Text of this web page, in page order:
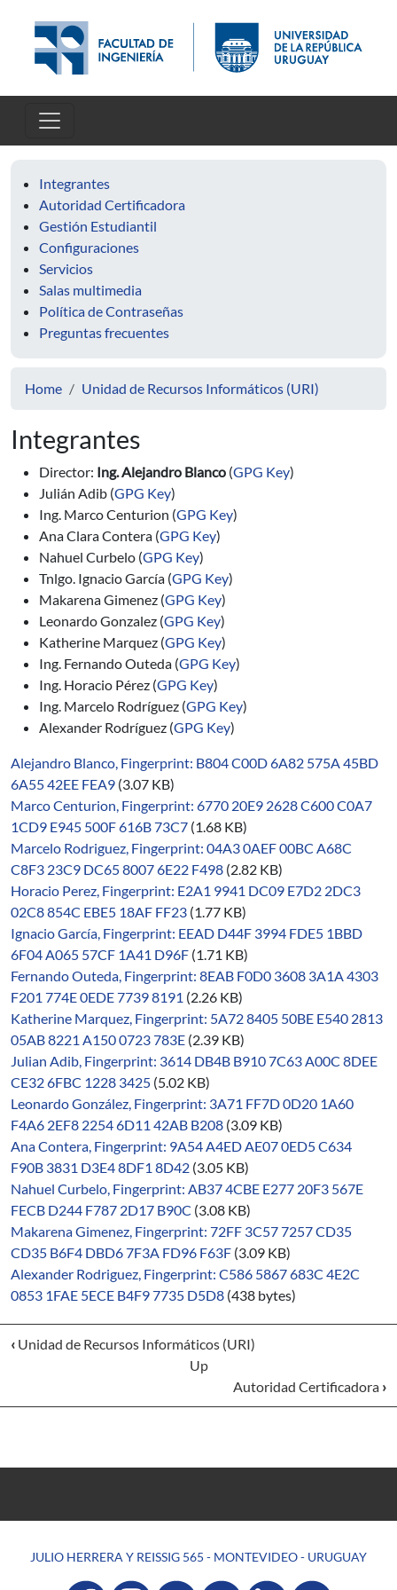
Integrantes
Autoridad Certificadora
Gestión Estudiantil
Configuraciones
Servicios
Salas multimedia
Política de Contraseñas
Preguntas frecuentes
Home Unidad de Recursos Informáticos (URI)
Integrantes
Director: Ing. Alejandro Blanco (GPG Key)
Julián Adib (GPG Key)
Ing. Marco Centurion (GPG Key)
Ana Clara Contera (GPG Key)
Nahuel Curbelo (GPG Key)
Tnlgo. Ignacio García (GPG Key)
Makarena Gimenez (GPG Key)
Leonardo Gonzalez (GPG Key)
Katherine Marquez (GPG Key)
Ing. Fernando Outeda (GPG Key)
Ing. Horacio Pérez (GPG Key)
Ing. Marcelo Rodríguez (GPG Key)
Alexander Rodríguez (GPG Key)
Alejandro Blanco, Fingerprint: B804 C00D 6A82 575A 45BD
6A55 42EE FEA9 (3.07 KB)
Marco Centurion, Fingerprint: 6770 20E9 2628 C600 C0A7
1CD9 E945 500F 616B 73C7 (1.68 KB)
Marcelo Rodriguez, Fingerprint: 04A3 0AEF 00BC A68C
C8F3 23C9 DC65 8007 6E22 F498 (2.82 KB)
Horacio Perez, Fingerprint: E2A1 9941 DC09 E7D2 2DC3
02C8 854C EBE5 18AF FF23 (1.77 KB)
Ignacio García, Fingerprint: EEAD D44F 3994 FDE5 1BBD
6F04 A065 57CF 1A41 D96F (1.71 KB)
Fernando Outeda, Fingerprint: 8EAB F0D0 3608 3A1A 4303
F201 774E 0EDE 7739 8191 (2.26 KB)
Katherine Marquez, Fingerprint: 5A72 8405 50BE E540 2813
05AB 8221 A150 0723 783E (2.39 KB)
Julian Adib, Fingerprint: 3614 DB4B B910 7C63 A00C 8DEE
CE32 6FBC 1228 3425 (5.02 KB)
Leonardo González, Fingerprint: 3A71 FF7D 0D20 1A60
F4A6 2EF8 2254 6D11 42AB B208 (3.09 KB)
Ana Contera, Fingerprint: 9A54 A4ED AE07 0ED5 C634
F90B 3831 D3E4 8DF1 8D42 (3.05 KB)
Nahuel Curbelo, Fingerprint: AB37 4CBE E277 20F3 567E
FECB D244 F787 2D17 B90C (3.08 KB)
Makarena Gimenez, Fingerprint: 72FF 3C57 7257 CD35
CD35 B6F4 DBD6 7F3A FD96 F63F (3.09 KB)
Alexander Rodriguez, Fingerprint: C586 5867 683C 4E2C
0853 1FAE 5ECE B4F9 7735 D5D8 (438 bytes)
‹ Unidad de Recursos Informáticos (URI)
Up
Autoridad Certificadora ›
JULIO HERRERA Y REISSIG 565 - MONTEVIDEO - URUGUAY